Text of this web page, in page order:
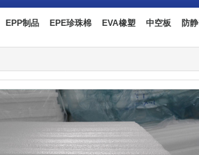
EPP制品 EPE珍珠棉 EVA橡塑 中空板 防